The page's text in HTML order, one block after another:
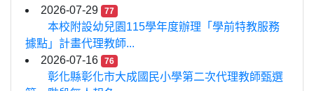
2026-07-29
77
本校附設幼兒園115學年度辦理「學前特教服務
據點」計畫代理教師...
2026-07-16
76
彰化縣彰化市大成國民小學第二次代理教師甄選